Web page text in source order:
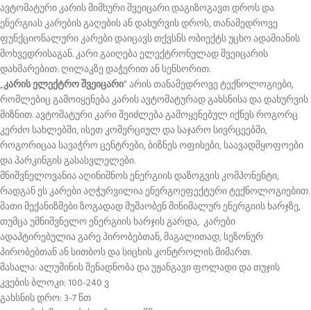
ავტომატური კარის მიმხური შვეიცარი დაგიზოგავთ დროს და
ენერგიას კარების გაღების ან დახურვის დროს, თანამედროვე
ფუნქციონალური კარები დაიცავს თქვსნს ობიექტს უცხო ადამიანის
მოხვედრისაგან. კარი გაიღება ელექტრონულად შვეიცარის
დახმარებით: ღილაკზე დაჭერით ან სენსორით.
„კარის ელექტრო შვეიცარი“ არის თანამედროვე ტექნოლოგიები,
რომლებიც გამოიყენება კარის ავტომატურად გახსნისა და დახურვის
მიზნით. ავტომატური კარი შეიძლება გამოყენებულ იქნეს როგორც
კერძო სახლებში, ისეთ კომერციულ და საჯარო სივრცეებში,
როგორიცაა სავაჭრო ცენტრები, ბიზნეს ოფისები, საავადმყოფოები
და პარკინგის გასასვლელები.
მნიშვნელოვანია აღინიშნოს ენერგიის დაზოგვის კომპონენტი,
რადგან ეს კარები აღჭურვილია ენერგოეფექტური ტექნოლოგიებით.
მათი მექანიზმები ზოგადად მუშაობენ მინიმალურ ენერგიის ხარჯზე,
თუმცა უმნიშვნელო ენერგიის ხარჯის გარდა, კარები
ადაპტირებულია გარე პირობებთან, მაგალითად, სეზონურ
პირობებთან ან სითბოს და სიცხის კონტროლის მიმართ.
მასალა: ალუმინის შენადნობა და უჟანგავი ფოლადი და თუჯის
კვების ბლოკი: 100-240 ვ
გახსნის დრო: 3-7 წთ